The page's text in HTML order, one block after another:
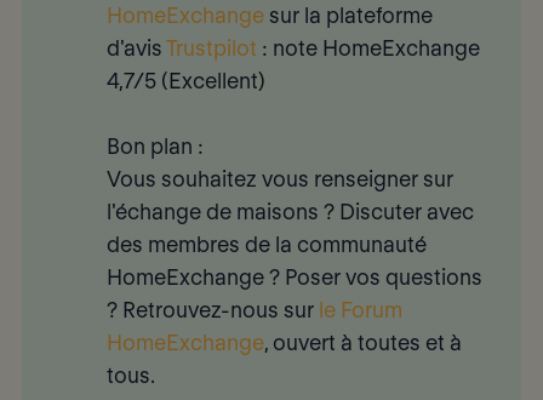
HomeExchangesur la plateforme
d'avisTrustpilot : note HomeExchange
4,7/5 (Excellent)
Bon plan :
Vous souhaitez vous renseigner sur
l'échange de maisons ? Discuter avec
des membres de la communauté
HomeExchange ? Poser vos questions
? Retrouvez-nous sur le Forum
HomeExchange, ouvert à toutes et à
tous.